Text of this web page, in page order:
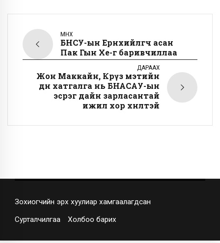
ӨМНӨХ
БНСУ-ын Ерөнхийлөгч асан
Пак Гын Хе-г баривчиллаа
ДАРААХ
Жон Маккайн, Крүз мэтийн
өдөөн хатгалга нь БНАСАУ-ын
эсрэг дайн зарласантай
ижил хор хөнөөлтэй
Зохиогчийн эрх хуулиар хамгаалагдсан
Сурталчилгаа Холбоо барих